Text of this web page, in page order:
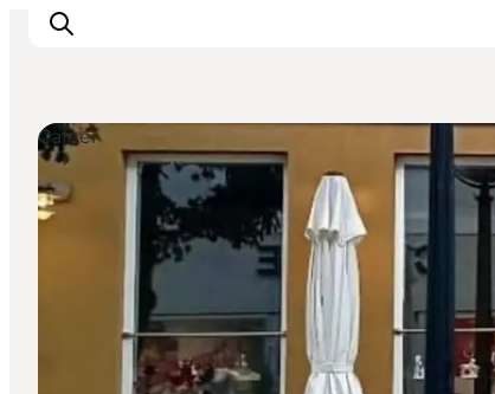
Overnatning
Spisesteder
Oplevelser
Outdoor
Det sker
Cafeer